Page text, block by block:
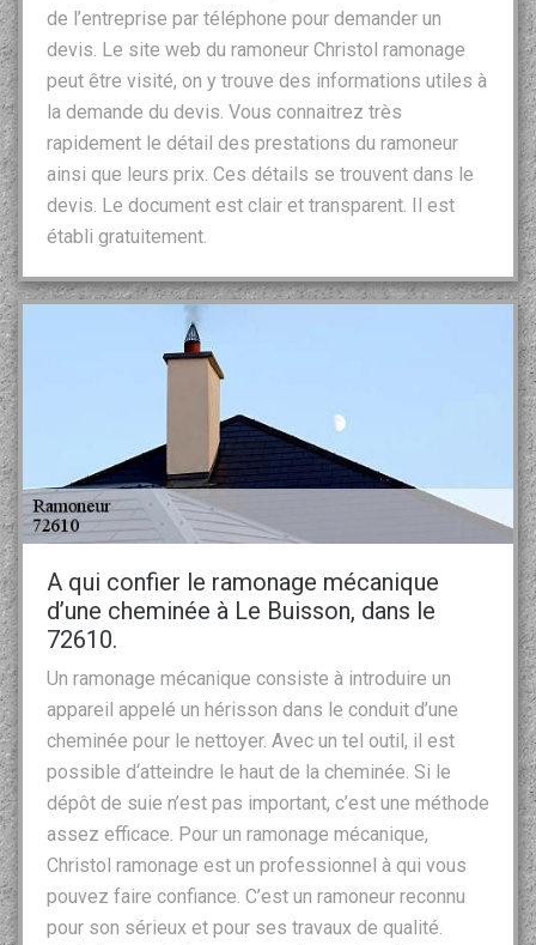
de l’entreprise par téléphone pour demander un
devis. Le site web du ramoneur Christol ramonage
peut être visité, on y trouve des informations utiles à
la demande du devis. Vous connaitrez très
rapidement le détail des prestations du ramoneur
ainsi que leurs prix. Ces détails se trouvent dans le
devis. Le document est clair et transparent. Il est
établi gratuitement.
A qui confier le ramonage mécanique
d’une cheminée à Le Buisson, dans le
72610.
Un ramonage mécanique consiste à introduire un
appareil appelé un hérisson dans le conduit d’une
cheminée pour le nettoyer. Avec un tel outil, il est
possible d‘atteindre le haut de la cheminée. Si le
dépôt de suie n’est pas important, c’est une méthode
assez efficace. Pour un ramonage mécanique,
Christol ramonage est un professionnel à qui vous
pouvez faire confiance. C’est un ramoneur reconnu
pour son sérieux et pour ses travaux de qualité.